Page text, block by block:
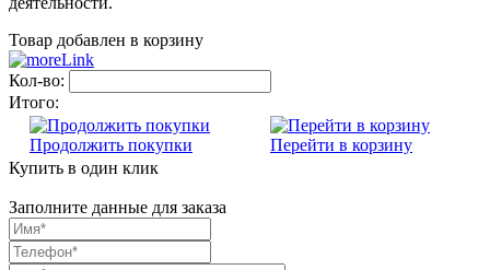
Товар добавлен в корзину
Кол-во:
Итого:
Продолжить покупки
Перейти в корзину
Купить в один клик
Заполните данные для заказа